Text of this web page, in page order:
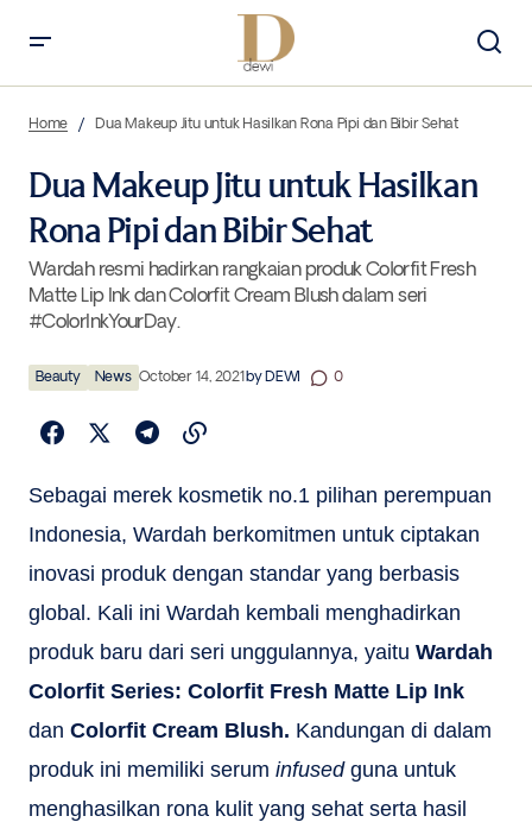
Home Dua Makeup Jitu untuk Hasilkan Rona Pipi dan Bibir Sehat
Dua Makeup Jitu untuk Hasilkan
Rona Pipi dan Bibir Sehat
Wardah resmi hadirkan rangkaian produk Colorfit Fresh
Matte Lip Ink dan Colorfit Cream Blush dalam seri
#ColorInkYourDay.
Beauty News October 14, 2021byDEWI 0
Sebagai merek kosmetik no.1 pilihan perempuan
Indonesia, Wardah berkomitmen untuk ciptakan
inovasi produk dengan standar yang berbasis
global. Kali ini Wardah kembali menghadirkan
produk baru dari seri unggulannya, yaitu Wardah
Colorfit Series: Colorfit Fresh Matte Lip Ink
dan Colorfit Cream Blush. Kandungan di dalam
produk ini memiliki serum infusedguna untuk
menghasilkan rona kulit yang sehat serta hasil